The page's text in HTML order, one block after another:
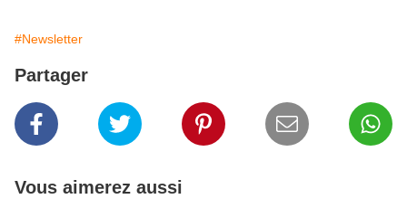
#Newsletter
Partager
Vous aimerez aussi